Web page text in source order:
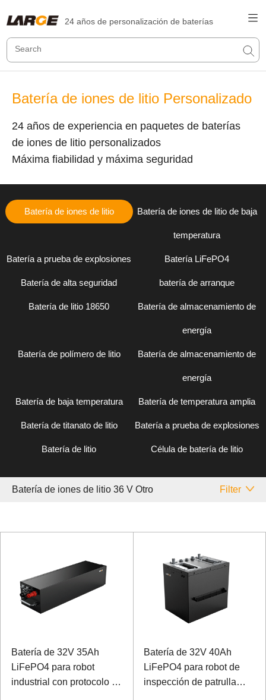
24 años de personalización de baterías
Batería de iones de litio Personalizado
24 años de experiencia en paquetes de baterías
de iones de litio personalizados
Máxima fiabilidad y máxima seguridad
Batería de iones de litio Batería de iones de litio de baja
temperatura
Batería a prueba de explosiones Batería LiFePO4
Batería de alta seguridad batería de arranque
Batería de litio 18650 Batería de almacenamiento de
energía
Batería de polímero de litio Batería de almacenamiento de
energía
Batería de baja temperatura Batería de temperatura amplia
Batería de titanato de litio Batería a prueba de explosiones
Batería de litio Célula de batería de litio
Batería de iones de litio 36 V Otro Filter
Batería de 32V 35Ah
LiFePO4 para robot
industrial con protocolo de
Batería de 32V 40Ah
LiFePO4 para robot de
inspección de patrulla